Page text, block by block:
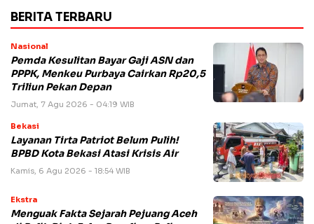
BERITA TERBARU
Nasional
Pemda Kesulitan Bayar Gaji ASN dan
PPPK, Menkeu Purbaya Cairkan Rp20,5
Triliun Pekan Depan
Jumat, 7 Agu 2026 - 04:19 WIB
Bekasi
Layanan Tirta Patriot Belum Pulih!
BPBD Kota Bekasi Atasi Krisis Air
Kamis, 6 Agu 2026 - 18:54 WIB
Ekstra
Menguak Fakta Sejarah Pejuang Aceh